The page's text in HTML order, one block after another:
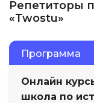
Репетиторы
«Twostu»
Программа
Онлайн
школа по